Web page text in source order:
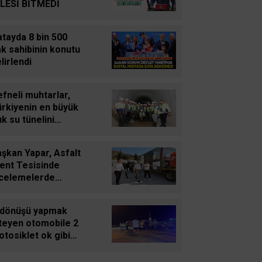
AYNI ENKAZIN TOZUNU
Oğuz Kağan Neşeli
Enerji Jeopolitiğinde Yeni
Bir Dönem: Kerkük’ten
Ceyhan’a Stratejik
Birleşme
Ahmet Süreyya DURNA
SARAYKENT’TE ŞİİR
ŞÖLENİ
BİTMEDİ
8 bin 500
sahibinin konutu
muhtarlar,
en büyük
su tünelini
Yapar, Asfalt
Tesisinde
yapmak
otomobile 2
ok gibi